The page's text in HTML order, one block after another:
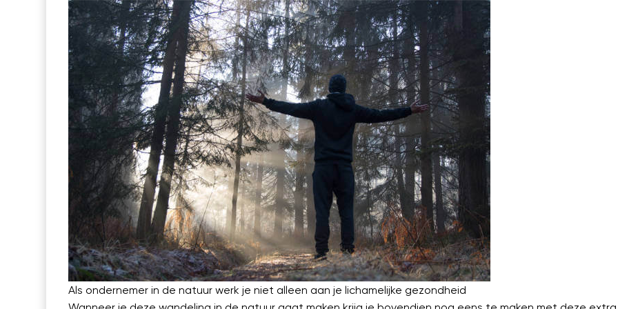
Als ondernemer in de natuur werk je niet alleen aan je lichamelijke gezondheid